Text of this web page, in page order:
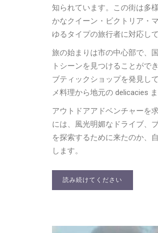
知られています。この街は多
かなクイーン・ビクトリア・
ゆるタイプの旅行者に対応して
旅の始まりは市の中心部で、
トシーンを見つけることがで
ブティックショップを発見し
メ料理から地元の delicacies
アウトドアアドベンチャーを
には、風光明媚なドライブ、
を探索するために来たのか、
します。
読み続けてください